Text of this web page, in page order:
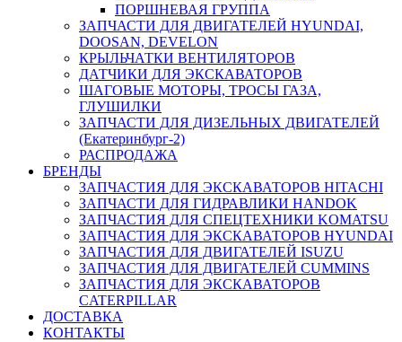
ПОРШНЕВАЯ ГРУППА
ЗАПЧАСТИ ДЛЯ ДВИГАТЕЛЕЙ HYUNDAI,
DOOSAN, DEVELON
КРЫЛЬЧАТКИ ВЕНТИЛЯТОРОВ
ДАТЧИКИ ДЛЯ ЭКСКАВАТОРОВ
ШАГОВЫЕ МОТОРЫ, ТРОСЫ ГАЗА,
ГЛУШИЛКИ
ЗАПЧАСТИ ДЛЯ ДИЗЕЛЬНЫХ ДВИГАТЕЛЕЙ
(Екатеринбург-2)
РАСПРОДАЖА
БРЕНДЫ
ЗАПЧАСТИЯ ДЛЯ ЭКСКАВАТОРОВ HITACHI
ЗАПЧАСТИ ДЛЯ ГИДРАВЛИКИ HANDOK
ЗАПЧАСТИЯ ДЛЯ СПЕЦТЕХНИКИ KOMATSU
ЗАПЧАСТИЯ ДЛЯ ЭКСКАВАТОРОВ HYUNDAI
ЗАПЧАСТИЯ ДЛЯ ДВИГАТЕЛЕЙ ISUZU
ЗАПЧАСТИЯ ДЛЯ ДВИГАТЕЛЕЙ CUMMINS
ЗАПЧАСТИЯ ДЛЯ ЭКСКАВАТОРОВ
CATERPILLAR
ДОСТАВКА
КОНТАКТЫ